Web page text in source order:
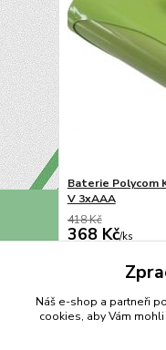
Baterie Polycom
V 3xAAA
418 Kč
368 Kč/ks
Náš e-shop a partneři
cookies, aby Vám